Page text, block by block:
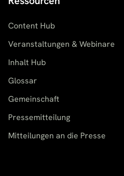
Content Hub
Veranstaltungen & Webinare
Inhalt Hub
Glossar
Gemeinschaft
Pressemitteilung
Mitteilungen an die Presse